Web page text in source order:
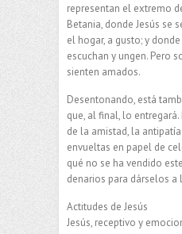
representan el extremo
Betania, donde Jesús se
el hogar, a gusto; y
escuchan y ungen. Pero
sienten amados.
Desentonando, está
que, al final, lo
de la amistad, la
envueltas en papel de
qué no se ha vendido
denarios para dárselos a
Actitudes de Jesús
Jesús, receptivo y